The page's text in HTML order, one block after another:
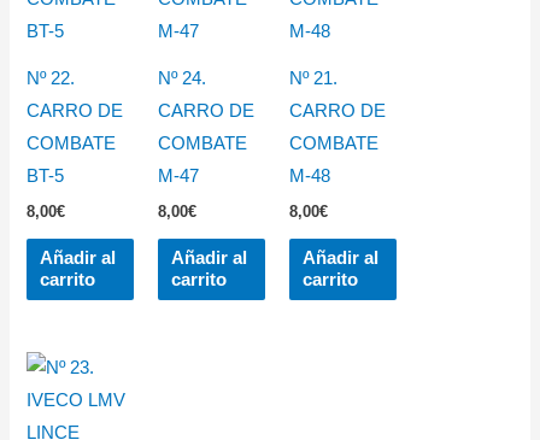
Nº 22.
CARRO DE
COMBATE
BT-5
8,00€
Añadir al
carrito
Nº 24.
CARRO DE
COMBATE
M-47
8,00€
Añadir al
carrito
Nº 21.
CARRO DE
COMBATE
M-48
8,00€
Añadir al
carrito